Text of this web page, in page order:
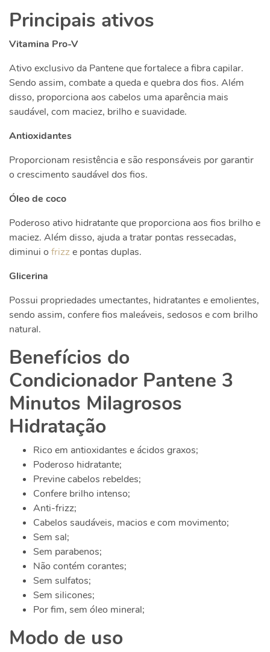
Principais ativos
Vitamina Pro-V
Ativo exclusivo da Pantene que fortalece a fibra capilar.
Sendo assim, combate a queda e quebra dos fios. Além
disso, proporciona aos cabelos uma aparência mais
saudável, com maciez, brilho e suavidade.
Antioxidantes
Proporcionam resistência e são responsáveis por garantir
o crescimento saudável dos fios.
Óleo de coco
Poderoso ativo hidratante que proporciona aos fios brilho e
maciez. Além disso, ajuda a tratar pontas ressecadas,
diminui o frizze pontas duplas.
Glicerina
Possui propriedades umectantes, hidratantes e emolientes,
sendo assim, confere fios maleáveis, sedosos e com brilho
natural.
Benefícios do
Condicionador Pantene 3
Minutos Milagrosos
Hidratação
Rico em antioxidantes e ácidos graxos;
Poderoso hidratante;
Previne cabelos rebeldes;
Confere brilho intenso;
Anti-frizz;
Cabelos saudáveis, macios e com movimento;
Sem sal;
Sem parabenos;
Não contém corantes;
Sem sulfatos;
Sem silicones;
Por fim, sem óleo mineral;
Modo de uso